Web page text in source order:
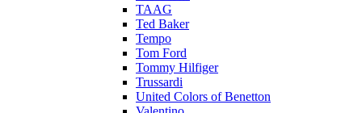
TAAG
Ted Baker
Tempo
Tom Ford
Tommy Hilfiger
Trussardi
United Colors of Benetton